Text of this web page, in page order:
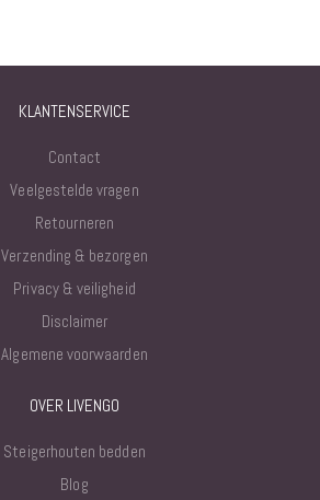
KLANTENSERVICE
Contact
Veelgestelde vragen
Retourneren
Verzending & bezorgen
Privacy & veiligheid
Disclaimer
Algemene voorwaarden
OVER LIVENGO
Steigerhouten bedden
Blog